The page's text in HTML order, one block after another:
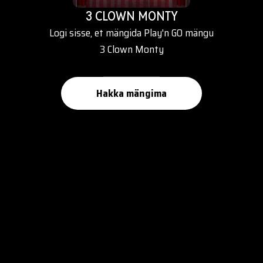
3 CLOWN MONTY
Logi sisse, et mängida Play'n GO mängu
3 Clown Monty
Hakka mängima